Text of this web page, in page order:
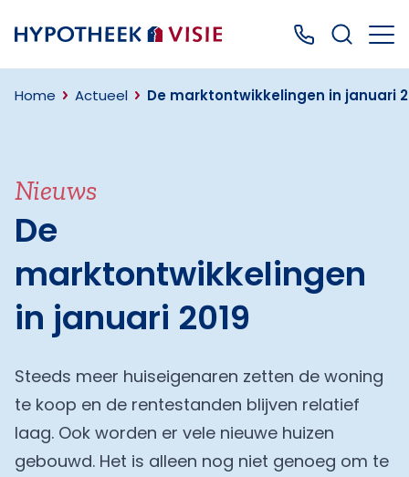
Terug naar home Bel ons: 0499
Home Actueel De marktontwikkelingen in januari
Nieuws
De
marktontwikkelingen
in januari 2019
Steeds meer huiseigenaren zetten de woning
te koop en de rentestanden blijven relatief
laag. Ook worden er vele nieuwe huizen
gebouwd. Het is alleen nog niet genoeg om te